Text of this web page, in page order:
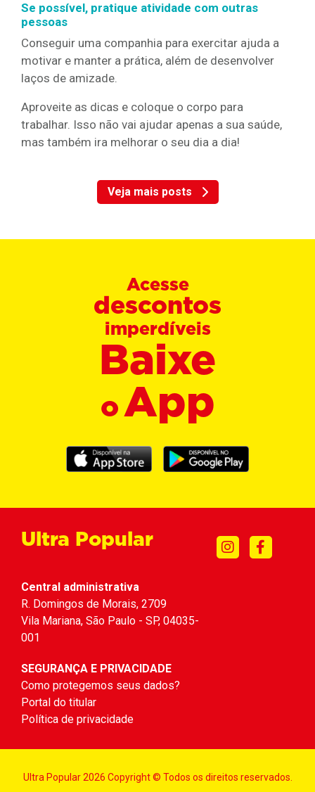
Se possível, pratique atividade com outras
pessoas
Conseguir uma companhia para exercitar ajuda a
motivar e manter a prática, além de desenvolver
laços de amizade.
Aproveite as dicas e coloque o corpo para
trabalhar. Isso não vai ajudar apenas a sua saúde,
mas também ira melhorar o seu dia a dia!
Veja mais posts
Acesse
descontos
imperdíveis
Baixe
oApp
Ultra Popular
Central administrativa
R. Domingos de Morais, 2709
Vila Mariana, São Paulo - SP, 04035-
001
SEGURANÇA E PRIVACIDADE
Como protegemos seus dados?
Portal do titular
Política de privacidade
Ultra Popular 2026 Copyright © Todos os direitos reservados.